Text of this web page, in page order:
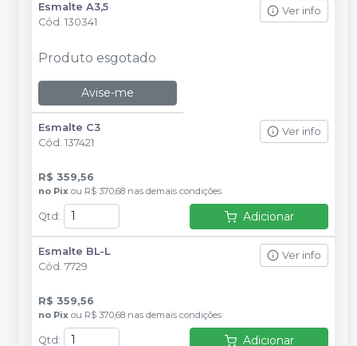
Esmalte A3,5
Cód. 130341
Ver info
Produto esgotado
Avise-me
Esmalte C3
Cód. 137421
Ver info
R$ 359,56
no Pix ou R$ 370,68 nas demais condições
Qtd : Adicionar
Esmalte BL-L
Cód. 7729
Ver info
R$ 359,56
no Pix ou R$ 370,68 nas demais condições
Qtd : Adicionar